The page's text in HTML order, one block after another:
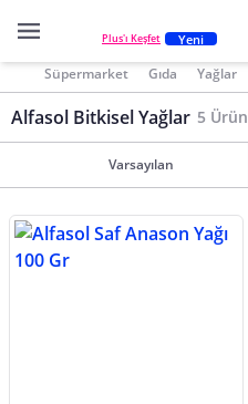
Plus'ı Keşfet Yeni
Süpermarket Gıda Yağlar
Alfasol Bitkisel Yağlar 5 Ürün
Varsayılan